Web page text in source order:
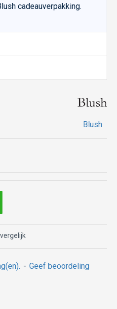
cadeauverpakking.
Blush
- Geef beoordeling